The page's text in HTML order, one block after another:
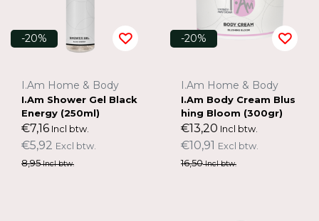
-20%
I.Am Home & Body
I.Am Shower Gel Black
Energy (250ml)
€7,16 Incl btw.
€5,92 Excl btw.
8,95Incl btw.
-20%
I.Am Home & Body
I.Am Body Cream Blus
hing Bloom (300gr)
€13,20 Incl btw.
€10,91 Excl btw.
16,50Incl btw.